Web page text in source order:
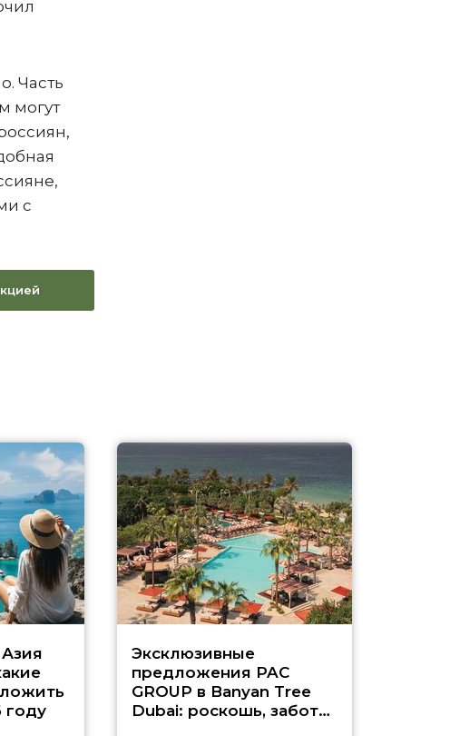
Часть
могут
с
году
Эксклюзивные
предложения PAC
GROUP в Banyan Tree
Dubai: роскошь, забота